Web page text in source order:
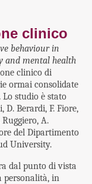
clinico
behaviour in
and mental health
clinico di
ormai consolidate
studio è stato
D. Berardi, F. Fiore,
A.
del Dipartimento
University.
dal punto di vista
personalità, in